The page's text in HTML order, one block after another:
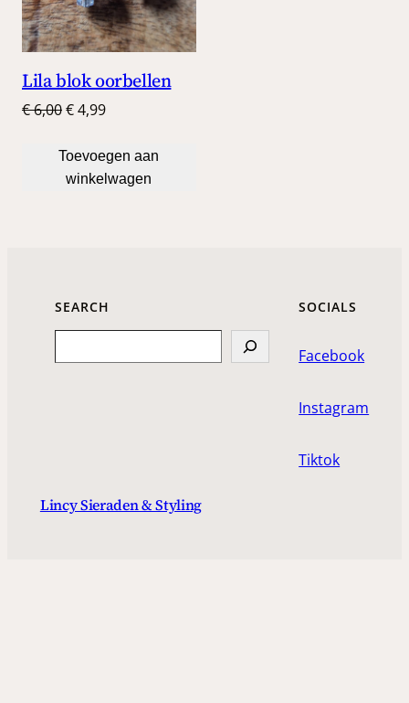
Lila blok oorbellen
€6,00Oorspronkelijke
was:
€ 6,00.
€4,99Huidige
is:
€ 4,99.
Toevoegen aan
winkelwagen
SEARCH SOCIALS
Facebook
Instagram
Tiktok
Lincy Sieraden & Styling